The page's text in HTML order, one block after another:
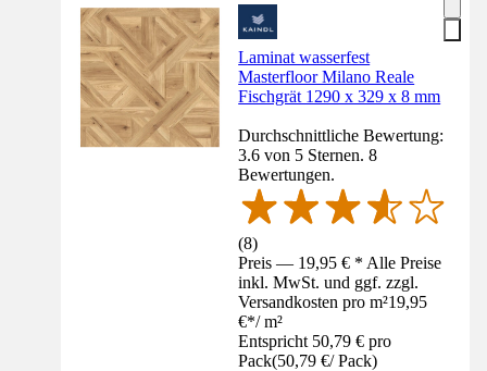
Laminat wasserfest
Masterfloor Milano Reale
Fischgrät 1290 x 329 x 8 mm
Durchschnittliche Bewertung:
3.6 von 5 Sternen. 8
Bewertungen.
(8)
Preis — 19,95 € * Alle Preise
inkl. MwSt. und ggf. zzgl.
Versandkosten pro m²19,95
€*/ m²
Entspricht 50,79 € pro
Pack(50,79 €/ Pack)